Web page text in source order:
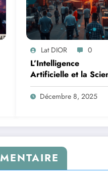
Lat DIOR 0
L’Intelligence
Artificielle et la
des Données :
de la Transformation
Afrique
Décembre 8, 2025